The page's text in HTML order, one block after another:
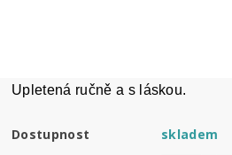
Upletená ručně a s láskou.
Dostupnost skladem